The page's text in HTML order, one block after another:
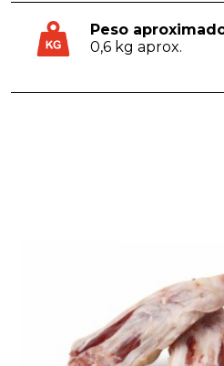
Peso
0,6 kg aprox.